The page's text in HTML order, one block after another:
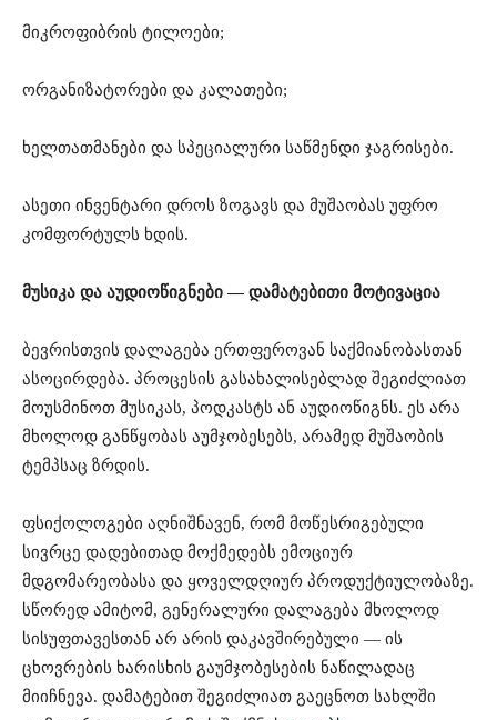
მიკროფიბრის ტილოები;
ორგანიზატორები და კალათები;
ხელთათმანები და სპეციალური საწმენდი ჯაგრისები.
ასეთი ინვენტარი დროს ზოგავს და მუშაობას უფრო
კომფორტულს ხდის.
მუსიკა და აუდიოწიგნები — დამატებითი მოტივაცია
ბევრისთვის დალაგება ერთფეროვან საქმიანობასთან
ასოცირდება. პროცესის გასახალისებლად შეგიძლიათ
მოუსმინოთ მუსიკას, პოდკასტს ან აუდიოწიგნს. ეს არა
მხოლოდ განწყობას აუმჯობესებს, არამედ მუშაობის
ტემპსაც ზრდის.
ფსიქოლოგები აღნიშნავენ, რომ მოწესრიგებული
სივრცე დადებითად მოქმედებს ემოციურ
მდგომარეობასა და ყოველდღიურ პროდუქტიულობაზე.
სწორედ ამიტომ, გენერალური დალაგება მხოლოდ
სისუფთავესთან არ არის დაკავშირებული — ის
ცხოვრების ხარისხის გაუმჯობესების ნაწილადაც
მიიჩნევა. დამატებით შეგიძლიათ გაეცნოთ სახლში